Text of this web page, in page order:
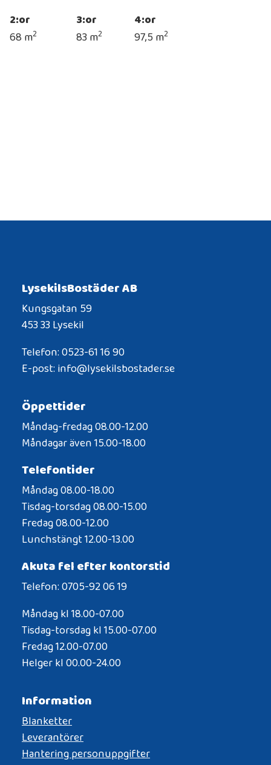
2:or
3:or
4:or
68 m2 83 m2 97,5 m2
LysekilsBostäder AB
Kungsgatan 59
453 33 Lysekil
Telefon: 0523-61 16 90
E-post: info@lysekilsbostader.se
Öppettider
Måndag-fredag 08.00-12.00
Måndagar även 15.00-18.00
Telefontider
Måndag 08.00-18.00
Tisdag-torsdag 08.00-15.00
Fredag 08.00-12.00
Lunchstängt 12.00-13.00
Akuta fel efter kontorstid
Telefon: 0705-92 06 19
Måndag kl 18.00-07.00
Tisdag-torsdag kl 15.00-07.00
Fredag 12.00-07.00
Helger kl 00.00-24.00
Information
Blanketter
Leverantörer
Hantering personuppgifter